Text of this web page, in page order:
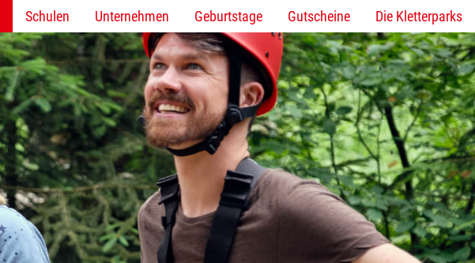
Schulen Unternehmen Geburtstage Gutscheine Die Kletterparks